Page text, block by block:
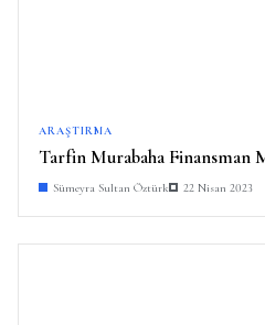
ARAŞTIRMA
Tarfin Murabaha Finansman
Sümeyra Sultan Öztürk 22 Nisan 2023